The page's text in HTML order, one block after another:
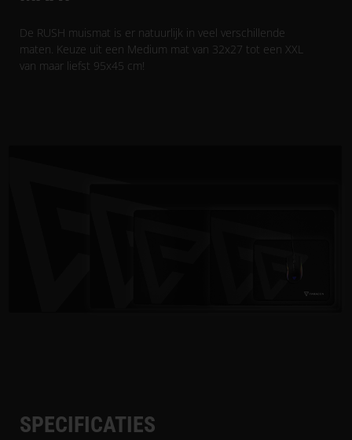
De RUSH muismat is er natuurlijk in veel verschillende
maten. Keuze uit een Medium mat van 32x27 tot een XXL
van maar liefst 95x45 cm!
SPECIFICATIES